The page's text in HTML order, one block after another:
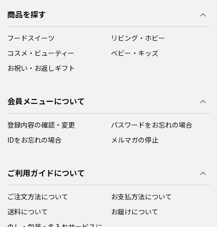
商品を探す
フードスイーツ
リビング・ホビー
コスメ・ビューティー
ベビー・キッズ
お祝い・お返しギフト
会員メニューについて
登録内容の確認・変更
パスワードをお忘れの場合
IDをお忘れの場合
メルマガの停止
ご利用ガイドについて
ご注文方法について
お支払方法について
送料について
お届けについて